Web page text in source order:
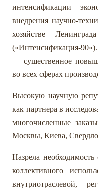
интенсификации
внедрения научно-
хозяйстве
(«Интенсификация-
— существенное
во всех сферах
Высокую научную
как партнера в
многочисленные
Москвы, Киева,
Назрела
коллективного
внутриотраслевой,